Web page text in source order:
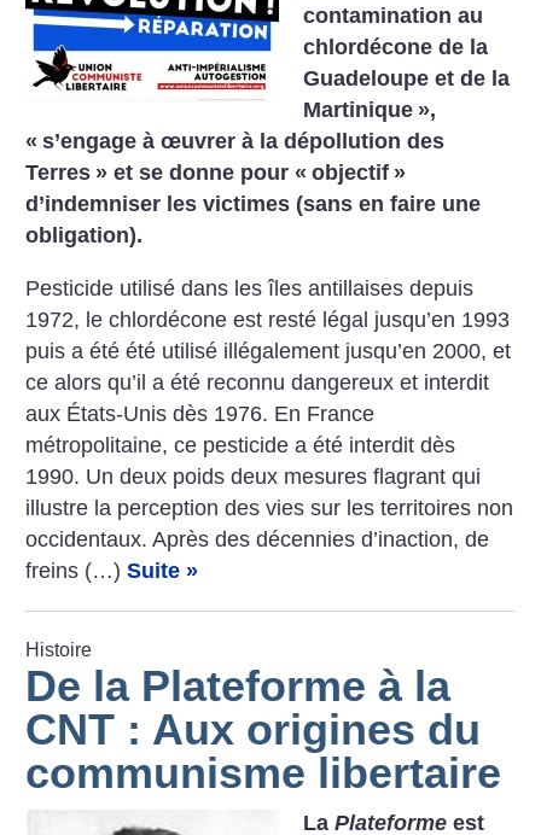
contamination au
chlordécone de la
Guadeloupe et de la
Martinique »,
« s’engage à œuvrer à la dépollution des
Terres » et se donne pour « objectif »
d’indemniser les victimes (sans en faire une
obligation).
Pesticide utilisé dans les îles antillaises depuis
1972, le chlordécone est resté légal jusqu’en 1993
puis a été été utilisé illégalement jusqu’en 2000, et
ce alors qu’il a été reconnu dangereux et interdit
aux États-Unis dès 1976. En France
métropolitaine, ce pesticide a été interdit dès
1990. Un deux poids deux mesures flagrant qui
illustre la perception des vies sur les territoires non
occidentaux. Après des décennies d’inaction, de
freins (…)Suite »
Histoire
De la Plateforme à la
CNT : Aux origines du
communisme libertaire
LaPlateforme est